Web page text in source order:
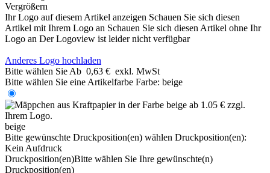
Vergrößern
Ihr Logo auf diesem Artikel anzeigen Schauen Sie sich diesen
Artikel mit Ihrem Logo an Schauen Sie sich diesen Artikel ohne Ihr
Logo an Der Logoview ist leider nicht verfügbar
Anderes Logo hochladen
Bitte wählen Sie Ab 0,63 € exkl. MwSt
Bitte wählen Sie eine Artikelfarbe Farbe: beige
beige
Bitte gewünschte Druckposition(en) wählen Druckposition(en):
Kein Aufdruck
Druckposition(en)Bitte wählen Sie Ihre gewünschte(n)
Druckposition(en)